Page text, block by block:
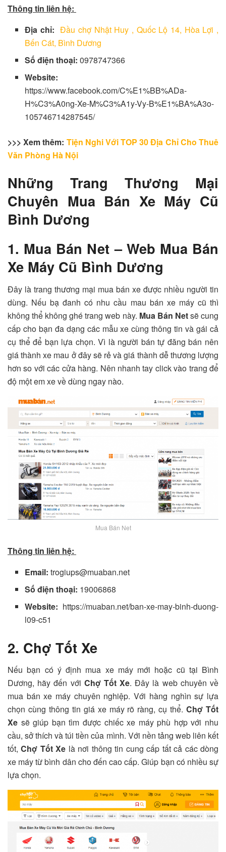
Thông tin liên hệ:
Địa chỉ: Đầu chợ Nhật Huy , Quốc Lộ 14, Hòa Lợi ,
Bến Cát, Bình Dương
Số điện thoại: 0978747366
Website:
https://www.facebook.com/C%E1%BB%ADa-
H%C3%A0ng-Xe-M%C3%A1y-Vy-B%E1%BA%A3o-
105746714287545/
>>> Xem thêm: Tiện Nghi Với TOP 30 Địa Chỉ Cho Thuê
Văn Phòng Hà Nội
Những Trang Thương Mại
Chuyên Mua Bán Xe Máy Cũ
Bình Dương
1. Mua Bán Net – Web Mua Bán
Xe Máy Cũ Bình Dương
Đây là trang thương mại mua bán xe được nhiều người tin
dùng. Nếu bạ đanh có nhu cầu mau bán xe máy cũ thì
không thể không ghé trang web này. Mua Bán Netsẽ cung
cấp cho bạn đa dạng các mẫu xe cùng thông tin và gái cả
cụ thể để bạn lựa chọn. Vì là người bán tự đăng bán nên
giá thành xe mau ở đây sẽ rẻ và giá thành dễ thương lượng
hơn so với các cửa hàng. Nên nhanh tay click vào trang để
độ một em xe về dùng ngay nào.
Mua Bán Net
Thông tin liên hệ:
Email: trogiups@muaban.net
Số điện thoại: 19006868
Website: https://muaban.net/ban-xe-may-binh-duong-
l09-c51
2. Chợ Tốt Xe
Nếu bạn có ý định mua xe máy mới hoặc cũ tại Bình
Dương, hãy đến với Chợ Tốt Xe. Đây là web chuyên về
mua bán xe máy chuyên nghiệp. Với hàng nghìn sự lựa
chọn cùng thông tin giá xe máy rõ ràng, cụ thể.Chợ Tốt
Xe sẽ giúp bạn tìm được chiếc xe máy phù hợp với nhu
cầu, sở thích và túi tiền của mình. Với nền tảng web liên kết
tốt,Chợ Tốt Xe là nơi thông tin cung cấp tất cả các dòng
xe máy từ bình dân cho đến cao cấp. Giúp bạn có nhiều sự
lựa chọn.